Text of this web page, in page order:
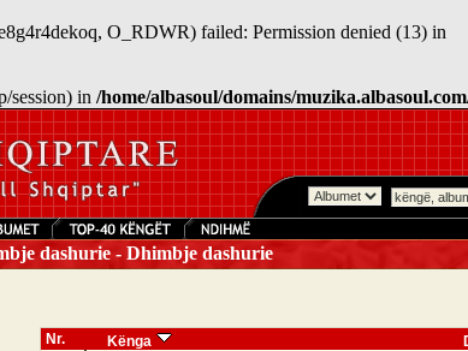
O_RDWR) failed: Permission denied (13) in
session) in /home/albasoul/domains/
dashurie - Dhimbje dashurie
Nr. Kënga